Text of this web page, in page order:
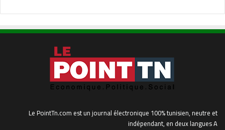
Le PointTn.com est un journal électronique 100% tunisien, neutre et
indépendant, en deux langues A